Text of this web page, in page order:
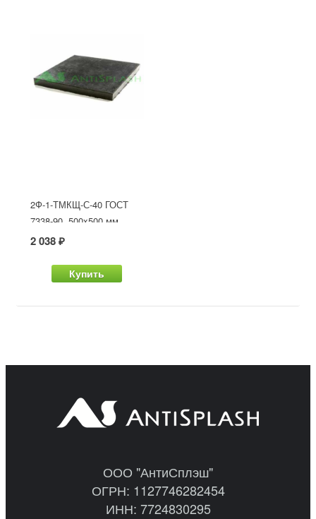
2Ф-1-ТМКЩ-С-40 ГОСТ
7338-90, 500x500 мм
2 038 ₽
Купить
ООО "АнтиСплэш"
ОГРН: 1127746282454
ИНН: 7724830295